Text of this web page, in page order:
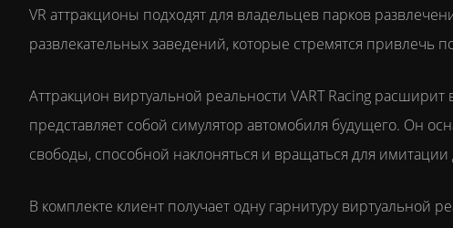
VR аттракционы подходят для владельцев парков
развлекательных заведений, которые стремятся привлечь
Аттракцион виртуальной реальности VART Racing
представляет собой симулятор автомобиля будущего. Он
свободы, способной наклоняться и вращаться для
В комплекте клиент получает одну гарнитуру